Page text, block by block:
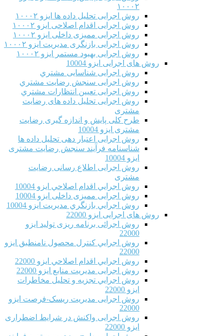
۱۰۰۰۲
روش اجرایی تحلیل داده ها ایزو ۱۰۰۰۲
روش اجرایی اقدام اصلاحی ایزو ۱۰۰۰۲
روش اجرایی ممیزی داخلی ایزو ۱۰۰۰۲
روش اجرایی بازنگری مدیریت ایزو ۱۰۰۰۲
روش اجرایی بهبود مستمر ایزو ۱۰۰۰۲
روش های اجرایی ایزو 10004
روش اجرایی شناسایی مشتري
روش اجرایی سنجش رضایت مشتري
روش اجرایی تعیین انتظارات مشتري
روش اجرایی تحلیل داده های رضایت
مشتری
طرح کلی پایش و اندازه گیری رضایت
مشتری ایزو 10004
روش اجرایی اعتبار دهی تحلیل داده ها
شناسنامه فرآیند سنجش رضایت مشتری
ایزو 10004
روش اجرایی اطلاع رسانی رضایت
مشتری
روش اجرايي اقدام اصلاحي ایزو 10004
روش اجرایی ممیزی داخلی ایزو 10004
روش اجرايي بازنگري مديريت ایزو 10004
روش های اجرایی ایزو 22000
روش اجرائی برنامه ريزی توليد ایزو
22000
روش اجرايي كنترل محصول نامنطبق ایزو
22000
روش اجرايي اقدام اصلاحي ایزو 22000
روش اجرایی مدیریت منابع ایزو 22000
روش اجرايي تجزیه و تحلیل مخاطرات
ایزو 22000
روش اجرایی مدیریت ریسک-فرصت ایزو
22000
روش اجرایی واکنش در شرایط اضطراری
ایزو 22000